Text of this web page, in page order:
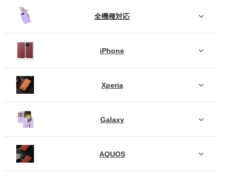
全機種対応
iPhone
Xperia
Galaxy
AQUOS